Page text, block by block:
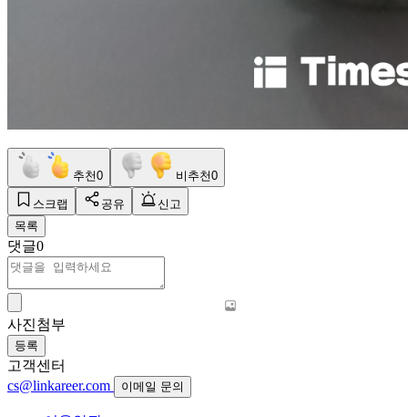
추천0 비추천0
스크랩 공유
신고
목록
댓글0
사진첨부
등록
고객센터
cs@linkareer.com
이메일 문의